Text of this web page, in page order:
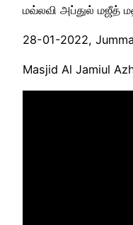
மவ்லவி அப்துல் மஜீத்
28-01-2022, Jumma
Masjid Al Jamiul